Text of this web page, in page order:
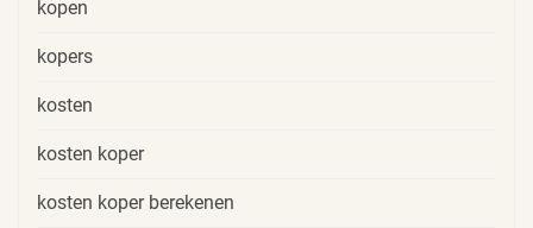
kopen
kopers
kosten
kosten koper
kosten koper berekenen